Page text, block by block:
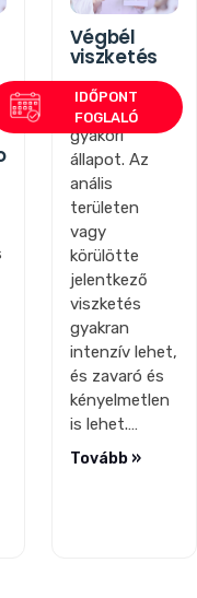
Végbél
viszketés
A végbél
viszketés egy
gyakori
állapot. Az
anális
területen
vagy
körülötte
jelentkező
viszketés
gyakran
intenzív lehet,
és zavaró és
kényelmetlen
is lehet.…
Tovább »